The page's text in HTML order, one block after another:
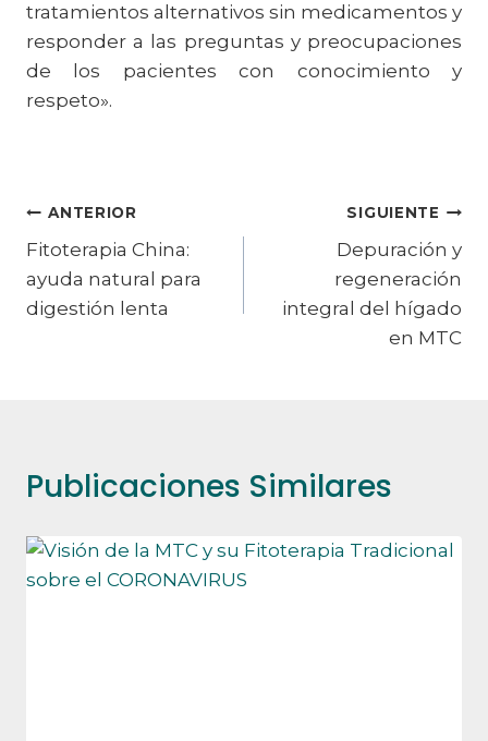
tratamientos alternativos sin medicamentos y
responder a las preguntas y preocupaciones
de los pacientes con conocimiento y
respeto».
Navegación
de
entradas
ANTERIOR
Fitoterapia China:
ayuda natural para
digestión lenta
SIGUIENTE
Depuración y
regeneración
integral del hígado
en MTC
Publicaciones Similares